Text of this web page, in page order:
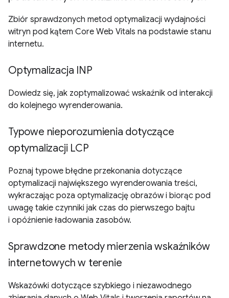
Zbiór sprawdzonych metod optymalizacji wydajności
witryn pod kątem Core Web Vitals na podstawie stanu
internetu.
Optymalizacja INP
Dowiedz się, jak zoptymalizować wskaźnik od interakcji
do kolejnego wyrenderowania.
Typowe nieporozumienia dotyczące
optymalizacji LCP
Poznaj typowe błędne przekonania dotyczące
optymalizacji największego wyrenderowania treści,
wykraczając poza optymalizację obrazów i biorąc pod
uwagę takie czynniki jak czas do pierwszego bajtu
i opóźnienie ładowania zasobów.
Sprawdzone metody mierzenia wskaźników
internetowych w terenie
Wskazówki dotyczące szybkiego i niezawodnego